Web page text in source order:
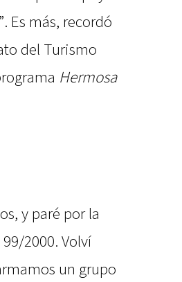
Es más, recordó
del Turismo
Hermosa
y paré por la
2000. Volví
un grupo